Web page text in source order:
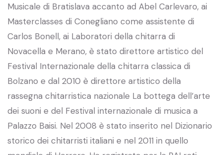
Musicale di Bratislava accanto ad Abel Carlevaro, ai
Masterclasses di Conegliano come assistente di
Carlos Bonell, ai Laboratori della chitarra di
Novacella e Merano, è stato direttore artistico del
Festival Internazionale della chitarra classica di
Bolzano e dal 2010 è direttore artistico della
rassegna chitarristica nazionale La bottega dell’arte
dei suoni e del Festival internazionale di musica a
Palazzo Baisi. Nel 2008 è stato inserito nel Dizionario
storico dei chitarristi italiani e nel 2011 in quello